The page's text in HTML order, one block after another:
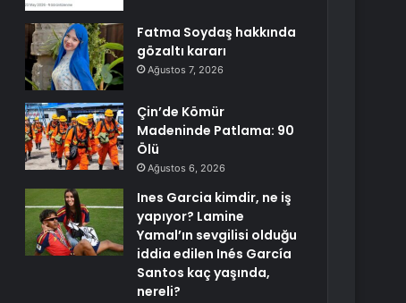
Fatma Soydaş hakkında
gözaltı kararı
Ağustos 7, 2026
Çin’de Kömür
Madeninde Patlama: 90
Ölü
Ağustos 6, 2026
Ines Garcia kimdir, ne iş
yapıyor? Lamine
Yamal’ın sevgilisi olduğu
iddia edilen Inés García
Santos kaç yaşında,
nereli?